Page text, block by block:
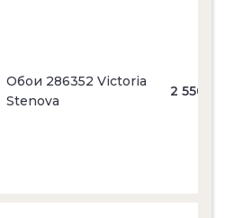
Обои 286352 Victoria
Stenova
2 550